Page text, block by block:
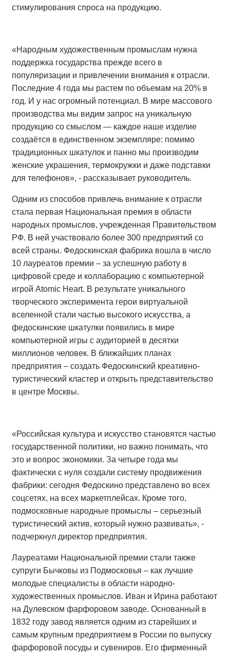
стимулирования спроса на продукцию.
«Народным художественным промыслам нужна
поддержка государства прежде всего в
популяризации и привлечении внимания к отрасли.
Последние 4 года мы растем по объемам на 20% в
год. И у нас огромный потенциал. В мире массового
производства мы видим запрос на уникальную
продукцию со смыслом — каждое наше изделие
создаётся в единственном экземпляре: помимо
традиционных шкатулок и панно мы производим
женские украшения, термокружки и даже подставки
для телефонов», - рассказывает руководитель.
Одним из способов привлечь внимание к отрасли
стала первая Национальная премия в области
народных промыслов, учрежденная Правительством
РФ. В ней участвовало более 300 предприятий со
всей страны. Федоскинская фабрика вошла в число
10 лауреатов премии – за успешную работу в
цифровой среде и коллаборацию с компьютерной
игрой Atomic Heart. В результате уникального
творческого эксперимента герои виртуальной
вселенной стали частью высокого искусства, а
федоскинские шкатулки появились в мире
компьютерной игры с аудиторией в десятки
миллионов человек. В ближайших планах
предприятия – создать Федоскинский креативно-
туристический кластер и открыть представительство
в центре Москвы.
«Российская культура и искусство становятся частью
государственной политики, но важно понимать, что
это и вопрос экономики. За четыре года мы
фактически с нуля создали систему продвижения
фабрики: сегодня Федоскино представлено во всех
соцсетях, на всех маркетплейсах. Кроме того,
подмосковные народные промыслы – серьезный
туристический актив, который нужно развивать», -
подчеркнул директор предприятия.
Лауреатами Национальной премии стали также
супруги Бычковы из Подмосковья – как лучшие
молодые специалисты в области народно-
художественных промыслов. Иван и Ирина работают
на Дулевском фарфоровом заводе. Основанный в
1832 году завод является одним из старейших и
самым крупным предприятием в России по выпуску
фарфоровой посуды и сувениров. Его фирменный